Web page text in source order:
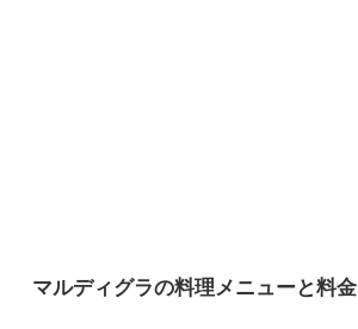
マルディグラの料理メニューと料金